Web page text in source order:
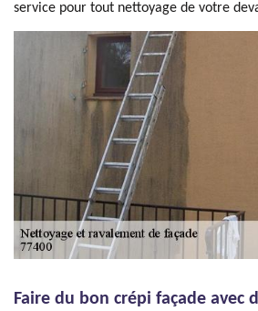
service pour tout nettoyage de votre
Faire du bon crépi façade avec